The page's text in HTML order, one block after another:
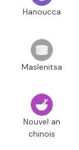
Hanoucca
Maslenitsa
Nouvel an
chinois